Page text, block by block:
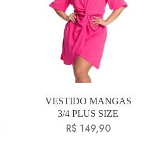
VESTIDO MANGAS
3/4 PLUS SIZE
R$ 149,90